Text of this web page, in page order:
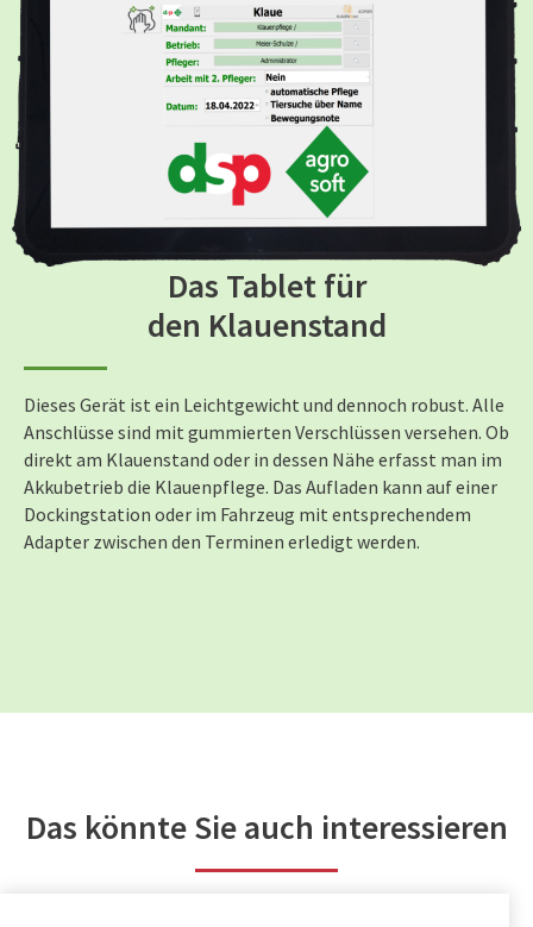
Das Tablet für
den Klauenstand
Dieses Gerät ist ein Leichtgewicht und dennoch robust. Alle
Anschlüsse sind mit gummierten Verschlüssen versehen. Ob
direkt am Klauenstand oder in dessen Nähe erfasst man im
Akkubetrieb die Klauenpflege. Das Aufladen kann auf einer
Dockingstation oder im Fahrzeug mit entsprechendem
Adapter zwischen den Terminen erledigt werden.
Das könnte Sie auch interessieren